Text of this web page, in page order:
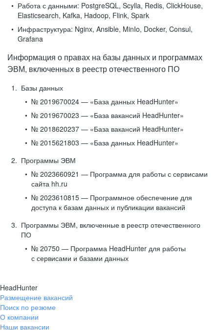
Работа с данными: PostgreSQL, Scylla, Redis, ClickHouse,
Elasticsearch, Kafka, Hadoop, Flink, Spark
Инфраструктура: Nginx, Ansible, MinIo, Docker, Consul,
Grafana
Информация о правах на базы данных и программах
ЭВМ, включенных в реестр отечественного ПО
Базы данных
№ 2019670024 — «База данных HeadHunter»
№ 2019670023 — «База вакансий HeadHunter»
№ 2018620237 — «База вакансий HeadHunter»
№ 2015621803 — «База данных HeadHunter»
Программы ЭВМ
№ 2023660921 — Программа для работы с сервисами
сайта hh.ru
№ 2023610815 — Программное обеспечение для
доступа к базам данных и публикации вакансий
Программы ЭВМ, включенные в реестр отечественного
ПО
№ 20750 — Программа HeadHunter для работы
с сервисами и базами данных
HeadHunter
Размещение вакансий
Поиск по резюме
О компании
Наши вакансии